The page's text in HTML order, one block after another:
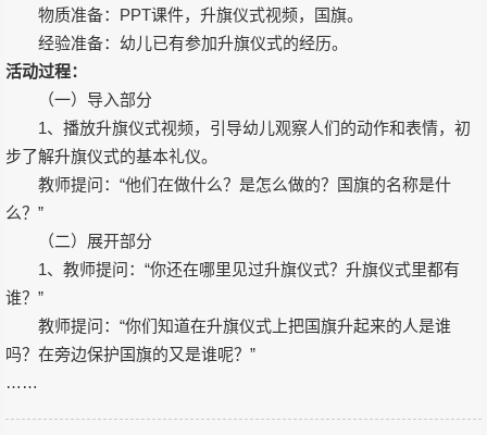
物质准备：PPT课件，升旗仪式视频，国旗。
经验准备：幼儿已有参加升旗仪式的经历。
活动过程：
（一）导入部分
1、播放升旗仪式视频，引导幼儿观察人们的动作和表情，初
步了解升旗仪式的基本礼仪。
教师提问：“他们在做什么？是怎么做的？国旗的名称是什
么？”
（二）展开部分
1、教师提问：“你还在哪里见过升旗仪式？升旗仪式里都有
谁？”
教师提问：“你们知道在升旗仪式上把国旗升起来的人是谁
吗？在旁边保护国旗的又是谁呢？”
……